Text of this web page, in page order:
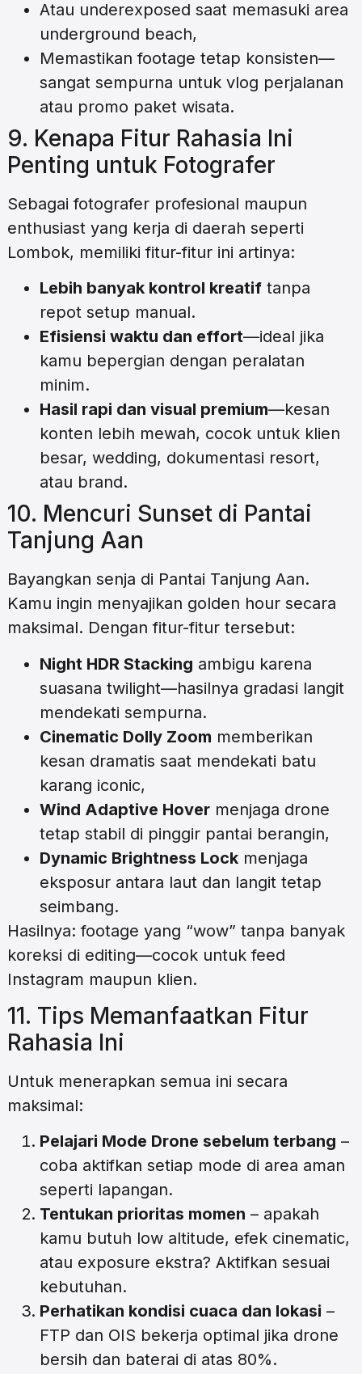
Atau underexposed saat memasuki area
underground beach,
Memastikan footage tetap konsisten—
sangat sempurna untuk vlog perjalanan
atau promo paket wisata.
9. Kenapa Fitur Rahasia Ini
Penting untuk Fotografer
Sebagai fotografer profesional maupun
enthusiast yang kerja di daerah seperti
Lombok, memiliki fitur-fitur ini artinya:
Lebih banyak kontrol kreatiftanpa
repot setup manual.
Efisiensi waktu dan effort—ideal jika
kamu bepergian dengan peralatan
minim.
Hasil rapi dan visual premium—kesan
konten lebih mewah, cocok untuk klien
besar, wedding, dokumentasi resort,
atau brand.
10. Mencuri Sunset di Pantai
Tanjung Aan
Bayangkan senja di Pantai Tanjung Aan.
Kamu ingin menyajikan golden hour secara
maksimal. Dengan fitur-fitur tersebut:
Night HDR Stacking ambigu karena
suasana twilight—hasilnya gradasi langit
mendekati sempurna.
Cinematic Dolly Zoom memberikan
kesan dramatis saat mendekati batu
karang iconic,
Wind Adaptive Hovermenjaga drone
tetap stabil di pinggir pantai berangin,
Dynamic Brightness Lockmenjaga
eksposur antara laut dan langit tetap
seimbang.
Hasilnya: footage yang “wow” tanpa banyak
koreksi di editing—cocok untuk feed
Instagram maupun klien.
11. Tips Memanfaatkan Fitur
Rahasia Ini
Untuk menerapkan semua ini secara
maksimal:
Pelajari Mode Drone sebelum terbang –
coba aktifkan setiap mode di area aman
seperti lapangan.
Tentukan prioritas momen – apakah
kamu butuh low altitude, efek cinematic,
atau exposure ekstra? Aktifkan sesuai
kebutuhan.
Perhatikan kondisi cuaca dan lokasi –
FTP dan OIS bekerja optimal jika drone
bersih dan baterai di atas 80%.